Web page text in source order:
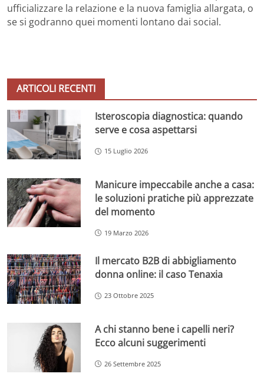
ufficializzare la relazione e la nuova famiglia allargata, o
se si godranno quei momenti lontano dai social.
ARTICOLI RECENTI
Isteroscopia diagnostica: quando
serve e cosa aspettarsi
15 Luglio 2026
Manicure impeccabile anche a casa:
le soluzioni pratiche più apprezzate
del momento
19 Marzo 2026
Il mercato B2B di abbigliamento
donna online: il caso Tenaxia
23 Ottobre 2025
A chi stanno bene i capelli neri?
Ecco alcuni suggerimenti
26 Settembre 2025